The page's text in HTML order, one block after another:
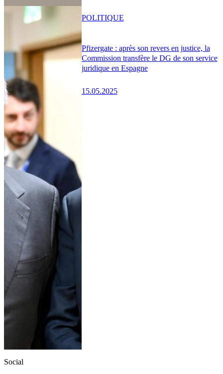
Pfizergate : après son revers en justice, la
Commission transfère le DG de son service
juridique en Espagne
15.05.2025
POLITIQUE
Social